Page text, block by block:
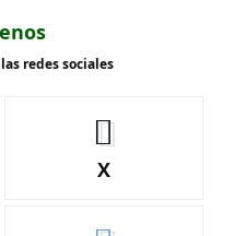
redes sociales
X